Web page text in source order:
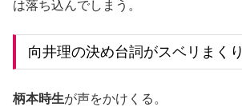
は落ち込んでしまう。
向井理の決め台詞がスベリまくり
柄本時生が声をかけくる。